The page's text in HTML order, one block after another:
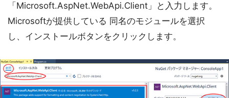
「Microsoft.AspNet.WebApi.Client」と入力します。
Microsoftが提供している 同名のモジュールを選択
し、インストールボタンをクリックします。